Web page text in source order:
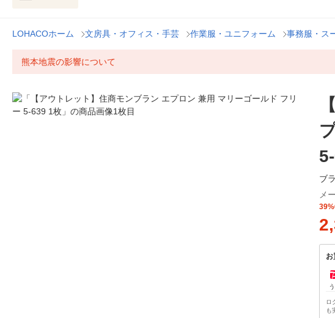
LOHACOホーム 文房具・オフィス・手芸 作業服・ユニフォーム 事務服・ス
熊本地震の影響について
ブ
メ
ロ
も